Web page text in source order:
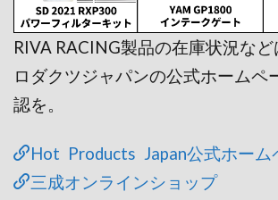
RIVA RACING製品の在庫状況な
ロダクツジャパンの公式ホームペ
認を。
Hot Products Japan公式ホーム
三成オンラインショップ